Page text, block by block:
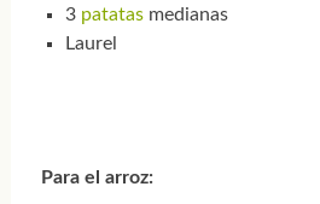
3 patatasmedianas
Laurel
Para el arroz: